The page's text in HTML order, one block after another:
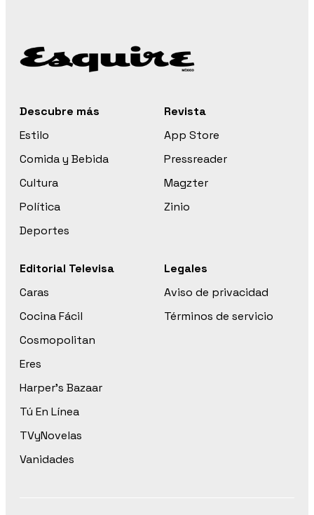
Descubre más
Estilo
Comida y Bebida
Cultura
Política
Deportes
Revista
App Store
Pressreader
Magzter
Zinio
Editorial Televisa
Caras
Cocina Fácil
Cosmopolitan
Eres
Harper’s Bazaar
Tú En Línea
TVyNovelas
Vanidades
Legales
Aviso de privacidad
Términos de servicio